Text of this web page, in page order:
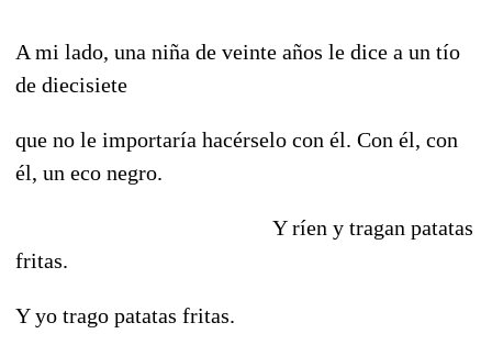
A mi lado, una niña de veinte años le dice a un tío
de diecisiete
que no le importaría hacérselo con él. Con él, con
él, un eco negro.
Y ríen y tragan patatas
fritas.
Y yo trago patatas fritas.